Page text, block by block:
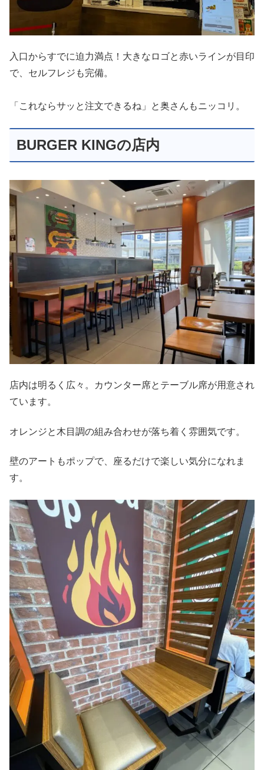
入口からすでに迫力満点！大きなロゴと赤いラインが目印
で、セルフレジも完備。
「これならサッと注文できるね」と奥さんもニッコリ。
BURGER KINGの店内
店内は明るく広々。カウンター席とテーブル席が用意され
ています。
オレンジと木目調の組み合わせが落ち着く雰囲気です。
壁のアートもポップで、座るだけで楽しい気分になれま
す。